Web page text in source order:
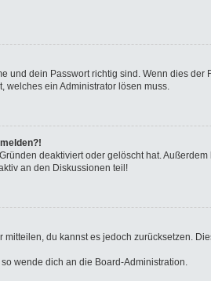
und dein Passwort richtig sind. Wenn dies
welches ein Administrator lösen muss.
deaktiviert oder gelöscht hat.
an den Diskussionen teil!
du kannst es jedoch zurücksetzen.
wende dich an die Board-Administration.